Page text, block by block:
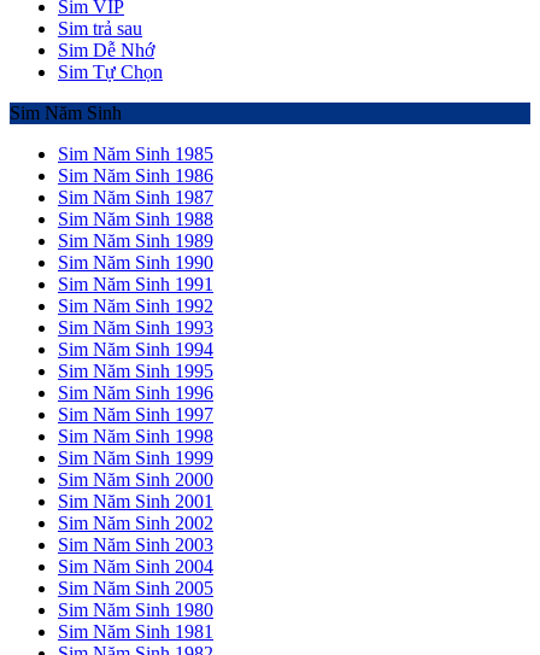
Sim VIP
Sim trả sau
Sim Dễ Nhớ
Sim Tự Chọn
Sim Năm Sinh
Sim Năm Sinh 1985
Sim Năm Sinh 1986
Sim Năm Sinh 1987
Sim Năm Sinh 1988
Sim Năm Sinh 1989
Sim Năm Sinh 1990
Sim Năm Sinh 1991
Sim Năm Sinh 1992
Sim Năm Sinh 1993
Sim Năm Sinh 1994
Sim Năm Sinh 1995
Sim Năm Sinh 1996
Sim Năm Sinh 1997
Sim Năm Sinh 1998
Sim Năm Sinh 1999
Sim Năm Sinh 2000
Sim Năm Sinh 2001
Sim Năm Sinh 2002
Sim Năm Sinh 2003
Sim Năm Sinh 2004
Sim Năm Sinh 2005
Sim Năm Sinh 1980
Sim Năm Sinh 1981